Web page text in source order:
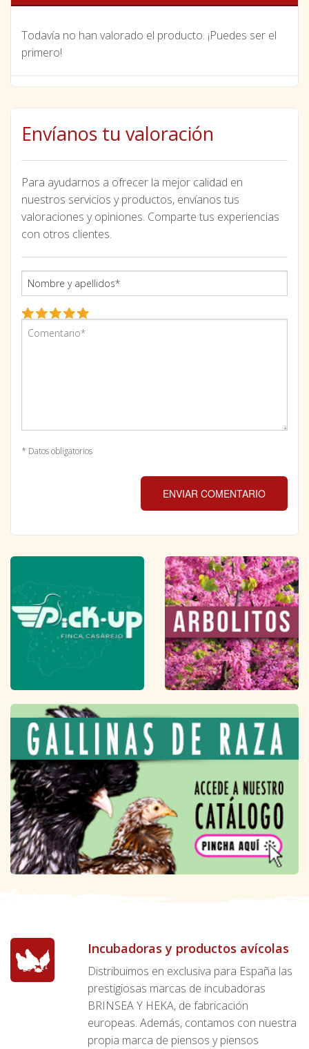
Todavía no han valorado el producto. ¡Puedes ser el
primero!
Envíanos tu valoración
Para ayudarnos a ofrecer la mejor calidad en
nuestros servicios y productos, envíanos tus
valoraciones y opiniones. Comparte tus experiencias
con otros clientes.
* Datos obligatorios
ENVIAR COMENTARIO
Incubadoras y productos avícolas
Distribuimos en exclusiva para España las
prestigiosas marcas de incubadoras
BRINSEA Y HEKA, de fabricación
europeas. Además, contamos con nuestra
propia marca de piensos y piensos